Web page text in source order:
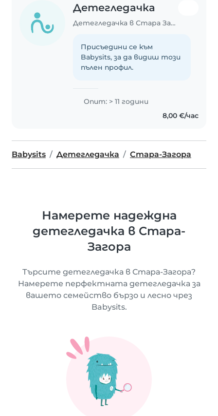
Детегледачка
Детегледачка в Стара Загора
Присъедини се към
Babysits, за да видиш този
пълен профил.
Опит: > 11 години
8,00 €/час
Babysits Детегледачка Стара-Загора
Намерете надеждна
детегледачка в Стара-
Загора
Търсите детегледачка в Стара-Загора?
Намерете перфектната детегледачка за
вашето семейство бързо и лесно чрез
Babysits.